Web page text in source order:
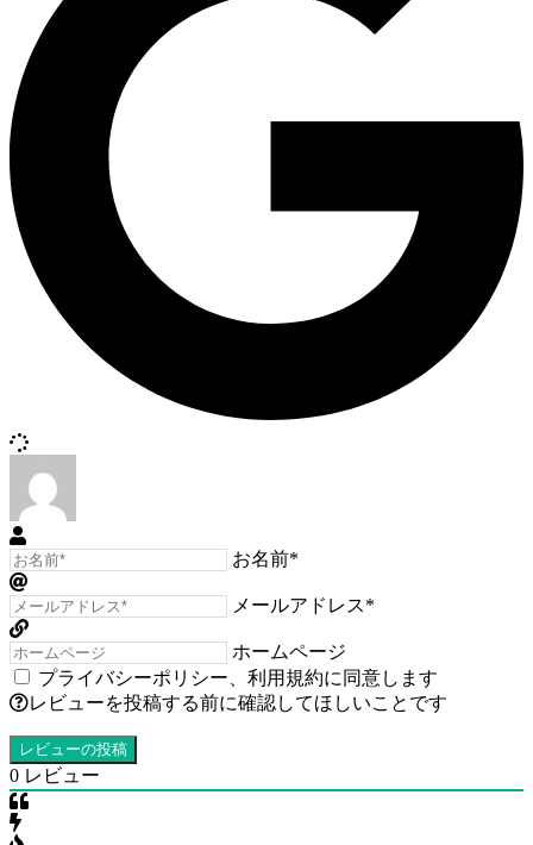
お名前*
メールアドレス*
ホームページ
プライバシーポリシー
利用規約に同意します
レビューを投稿する前に確認してほしいことです
0 レビュー